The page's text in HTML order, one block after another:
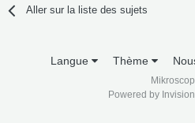
Aller sur la liste des sujets
Langue Thème
Powered by